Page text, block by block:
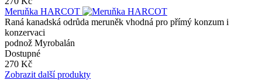
Meruňka HARCOT
Raná kanadská odrůda meruněk vhodná pro přímý konzum i
konzervaci
podnož Myrobalán
Dostupné
270 Kč
Zobrazit další produkty